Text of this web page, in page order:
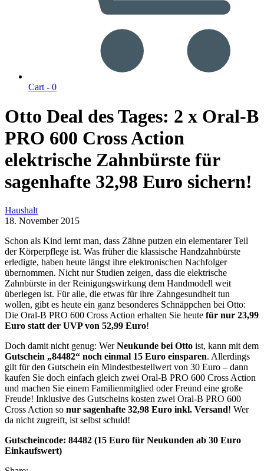
Cart - 0
Otto Deal des Tages: 2 x Oral-B
PRO 600 Cross Action
elektrische Zahnbürste für
sagenhafte 32,98 Euro sichern!
Haushalt
18. November 2015
Schon als Kind lernt man, dass Zähne putzen ein elementarer Teil
der Körperpflege ist. Was früher die klassische Handzahnbürste
erledigte, haben heute längst ihre elektronischen Nachfolger
übernommen. Nicht nur Studien zeigen, dass die elektrische
Zahnbürste in der Reinigungswirkung dem Handmodell weit
überlegen ist. Für alle, die etwas für ihre Zahngesundheit tun
wollen, gibt es heute ein ganz besonderes Schnäppchen bei Otto:
Die Oral-B PRO 600 Cross Action erhalten Sie heute für nur 23,99
Euro statt der UVP von 52,99 Euro!
Doch damit nicht genug: WerNeukunde bei Otto ist, kann mit dem
Gutschein „84482“ noch einmal 15 Euro einsparen. Allerdings
gilt für den Gutschein ein Mindestbestellwert von 30 Euro – dann
kaufen Sie doch einfach gleich zwei Oral-B PRO 600 Cross Action
und machen Sie einem Familienmitglied oder Freund eine große
Freude! Inklusive des Gutscheins kosten zwei Oral-B PRO 600
Cross Action so nur sagenhafte 32,98 Euro inkl. Versand! Wer
da nicht zugreift, ist selbst schuld!
Gutscheincode: 84482 (15 Euro für Neukunden ab 30 Euro
Einkaufswert)